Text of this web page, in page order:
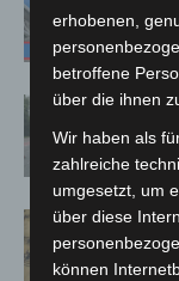
erhobenen,
betroffene
über die ihnen
Wir haben als
zahlreiche
umgesetzt, um
über diese
können